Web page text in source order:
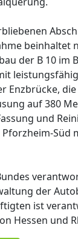
beinhaltet
der B 10 im
Enzbrücke,
auf 380
und
Süd
der
ist
Hessen und